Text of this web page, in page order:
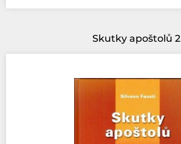
Skutky apoštolů 2